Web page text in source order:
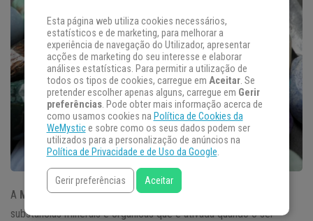
A Madrepérolaé o resultado de uma combinação entre
substâncias minerais e orgânicas que é ativada quando o ser
Esta página web utiliza cookies necessários,
estatísticos e de marketing, para melhorar a
experiência de navegação do Utilizador, apresentar
acções de marketing do seu interesse e elaborar
análises estatísticas. Para permitir a utilização de
todos os tipos de cookies, carregue em Aceitar. Se
pretender escolher apenas alguns, carregue em Gerir
preferências. Pode obter mais informação acerca de
como usamos cookies na Política de Cookies da
WeMystice sobre como os seus dados podem ser
utilizados para a personalização de anúncios na
Política de Privacidade e de Uso da Google.
Gerir preferências Aceitar